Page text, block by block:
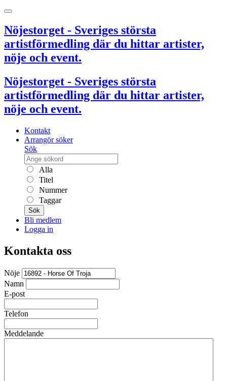
Nöjestorget - Sveriges största
artistförmedling där du hittar artister,
nöje och event.
Nöjestorget - Sveriges största
artistförmedling där du hittar artister,
nöje och event.
Kontakt
Arrangör söker
Sök
Alla
Titel
Nummer
Taggar
Sök
Bli medlem
Logga in
Kontakta oss
Nöje
Namn
E-post
Telefon
Meddelande